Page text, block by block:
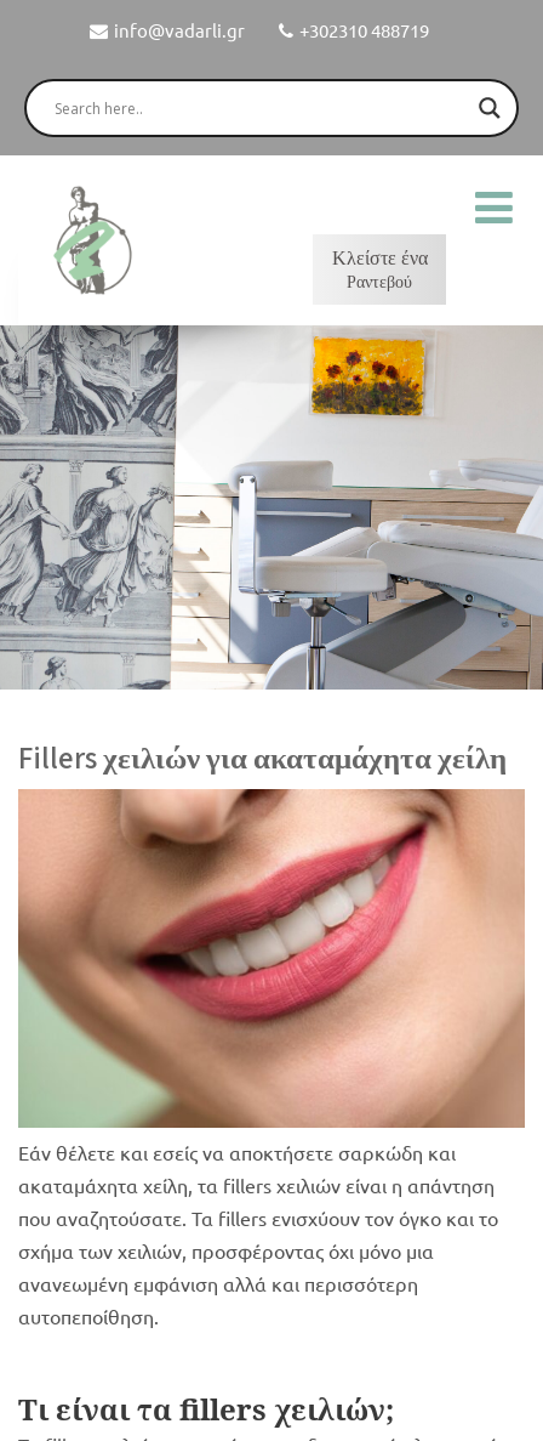
info@vadarli.gr +302310 488719
Κλείστε ένα
Ραντεβού
Fillers χειλιών για ακαταμάχητα χείλη
Εάν θέλετε και εσείς να αποκτήσετε σαρκώδη και
ακαταμάχητα χείλη, τα fillers χειλιών είναι η απάντηση
που αναζητούσατε. Τα fillers ενισχύουν τον όγκο και το
σχήμα των χειλιών, προσφέροντας όχι μόνο μια
ανανεωμένη εμφάνιση αλλά και περισσότερη
αυτοπεποίθηση.
Τι είναι ταfillers χειλιών;